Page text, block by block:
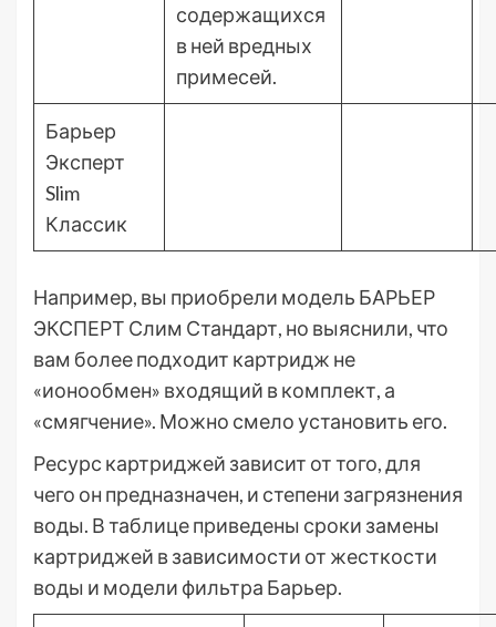
содержащихся
в ней вредных
примесей.
Барьер
Эксперт
Slim
Классик
Например, вы приобрели модель БАРЬЕР
ЭКСПЕРТ Слим Стандарт, но выяснили, что
вам более подходит картридж не
«ионообмен» входящий в комплект, а
«смягчение». Можно смело установить его.
Ресурс картриджей зависит от того, для
чего он предназначен, и степени загрязнения
воды. В таблице приведены сроки замены
картриджей в зависимости от жесткости
воды и модели фильтра Барьер.